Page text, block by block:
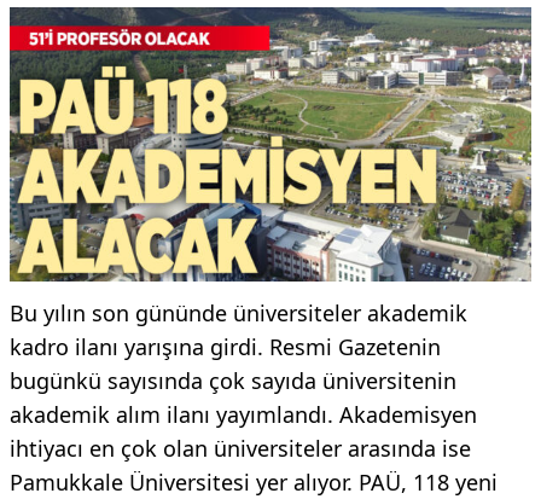
Bu yılın son gününde üniversiteler akademik
kadro ilanı yarışına girdi. Resmi Gazetenin
bugünkü sayısında çok sayıda üniversitenin
akademik alım ilanı yayımlandı. Akademisyen
ihtiyacı en çok olan üniversiteler arasında ise
Pamukkale Üniversitesi yer alıyor. PAÜ, 118 yeni